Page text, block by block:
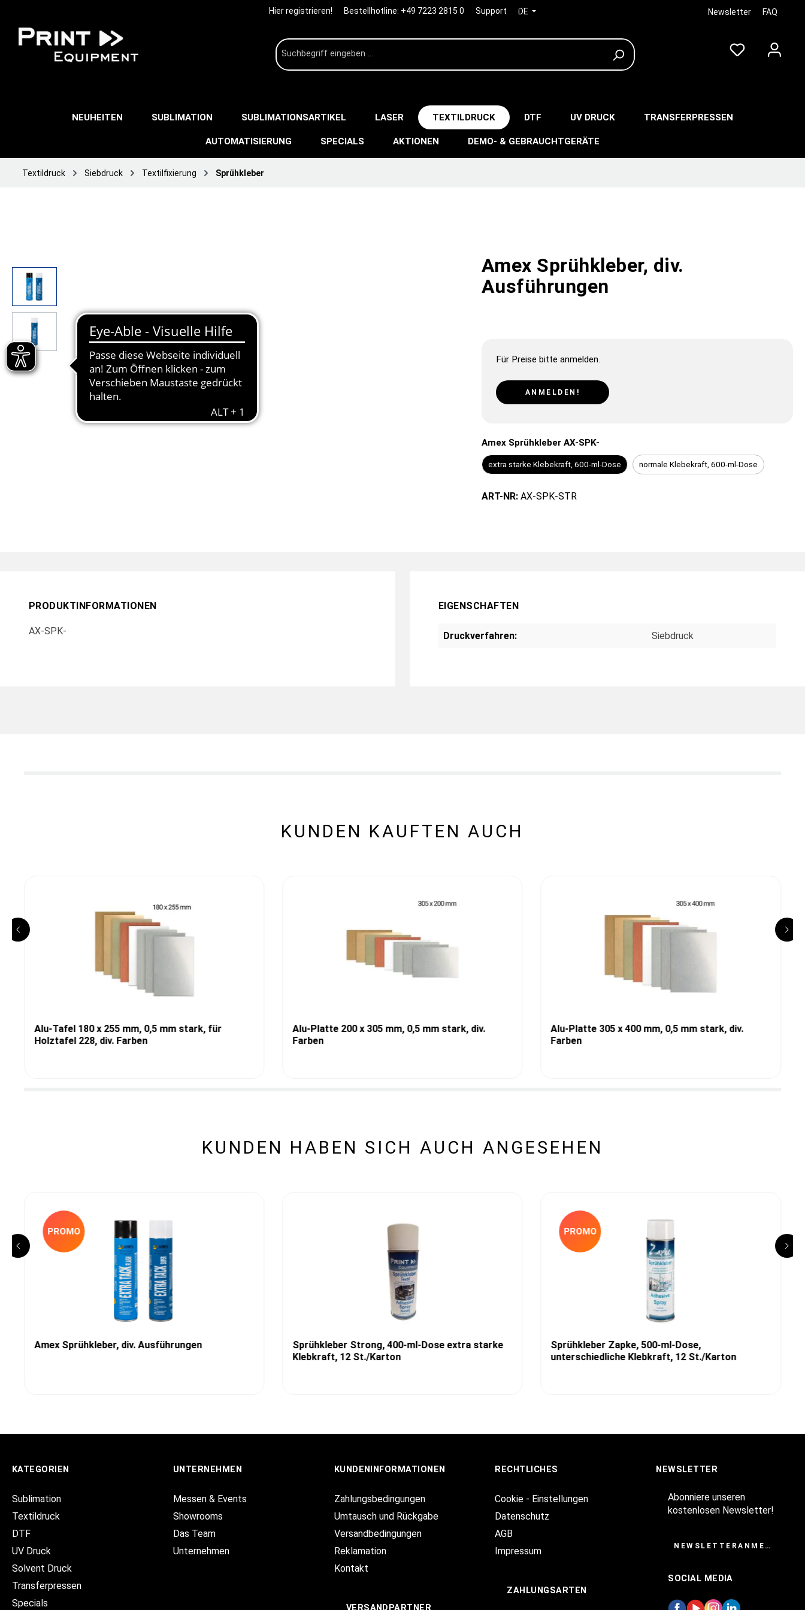
Hier registrieren! Bestellhotline: +49 7223 2815 0 Support DE Newsletter FAQ
NEUHEITEN SUBLIMATION SUBLIMATIONSARTIKEL LASER TEXTILDRUCK DTF UV DRUCK TRANSFERPRESSEN
AUTOMATISIERUNG SPECIALS AKTIONEN DEMO- & GEBRAUCHTGERÄTE
Textildruck Siebdruck Textilfixierung Sprühkleber
Amex Sprühkleber, div.
Ausführungen
Für Preise bitte anmelden.
ANMELDEN!
Amex Sprühkleber AX-SPK-
extra starke Klebekraft, 600-ml-Dose normale Klebekraft, 600-ml-Dose
ART-NR: AX-SPK-STR
PRODUKTINFORMATIONEN
AX-SPK-
EIGENSCHAFTEN
Druckverfahren: Siebdruck
KUNDEN KAUFTEN AUCH
Alu-Tafel 180 x 255 mm, 0,5 mm stark, für
Holztafel 228, div. Farben
Alu-Platte 200 x 305 mm, 0,5 mm stark, div.
Farben
Alu-Platte 305 x 400 mm, 0,5 mm stark, div.
Farben
KUNDEN HABEN SICH AUCH ANGESEHEN
PROMO
Amex Sprühkleber, div. Ausführungen
Sprühkleber Strong, 400-ml-Dose extra starke
Klebkraft, 12 St./Karton
PROMO
Sprühkleber Zapke, 500-ml-Dose,
unterschiedliche Klebkraft, 12 St./Karton
KATEGORIEN
Sublimation
Textildruck
DTF
UV Druck
Solvent Druck
Transferpressen
Specials
UNTERNEHMEN
Messen & Events
Showrooms
Das Team
Unternehmen
KUNDENINFORMATIONEN
Zahlungsbedingungen
Umtausch und Rückgabe
Versandbedingungen
Reklamation
Kontakt
RECHTLICHES
Cookie - Einstellungen
Datenschutz
AGB
Impressum
ZAHLUNGSARTEN
NEWSLETTER
Abonniere unseren
kostenlosen Newsletter!
NEWSLETTERANMELDUNG
SOCIAL MEDIA